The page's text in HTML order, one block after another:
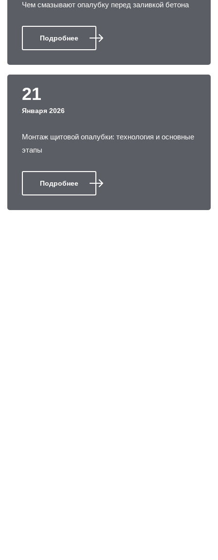
Чем смазывают опалубку перед заливкой бетона
Подробнее
21
Января 2026
Монтаж щитовой опалубки: технология и основные
этапы
Подробнее